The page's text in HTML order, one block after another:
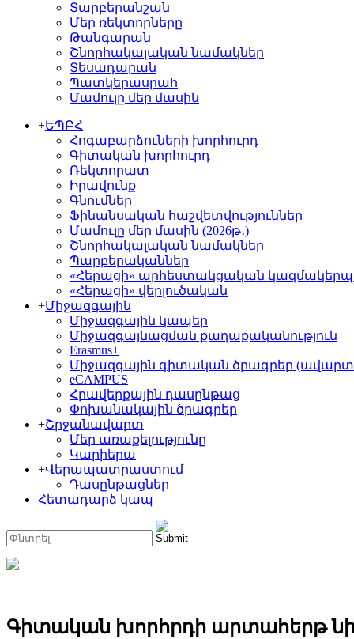
Տարբերանշան
Մեր ռեկտորները
Թանգարան
Շնորհակալական նամակներ
Տեսադարան
Պատկերասրահ
Մամուլը մեր մասին
+ԵՊԲՀ
Հոգաբարձուների խորհուրդ
Գիտական խորհուրդ
Ռեկտորատ
Իրավունք
Գնումներ
Ֆինանսական հաշվետվություններ
Մամուլը մեր մասին (2026թ․)
Շնորհակալական նամակներ
Պարբերականներ
«Հերացի» արհեստակցական
«Հերացի» վերլուծական
+Միջազգային
Միջազգային կապեր
Միջազգայնացման քաղաքականություն
Erasmus+
Միջազգային գիտական ծրագրեր
eCAMPUS
Հրավերքային դասընթաց
Փոխանակային ծրագրեր
+Շրջանավարտ
Մեր առաքելությունը
Կարիերա
+Վերապատրաստում
Դասընթացներ
Հետադարձ կապ
Գիտական խորհրդի արտահերթ